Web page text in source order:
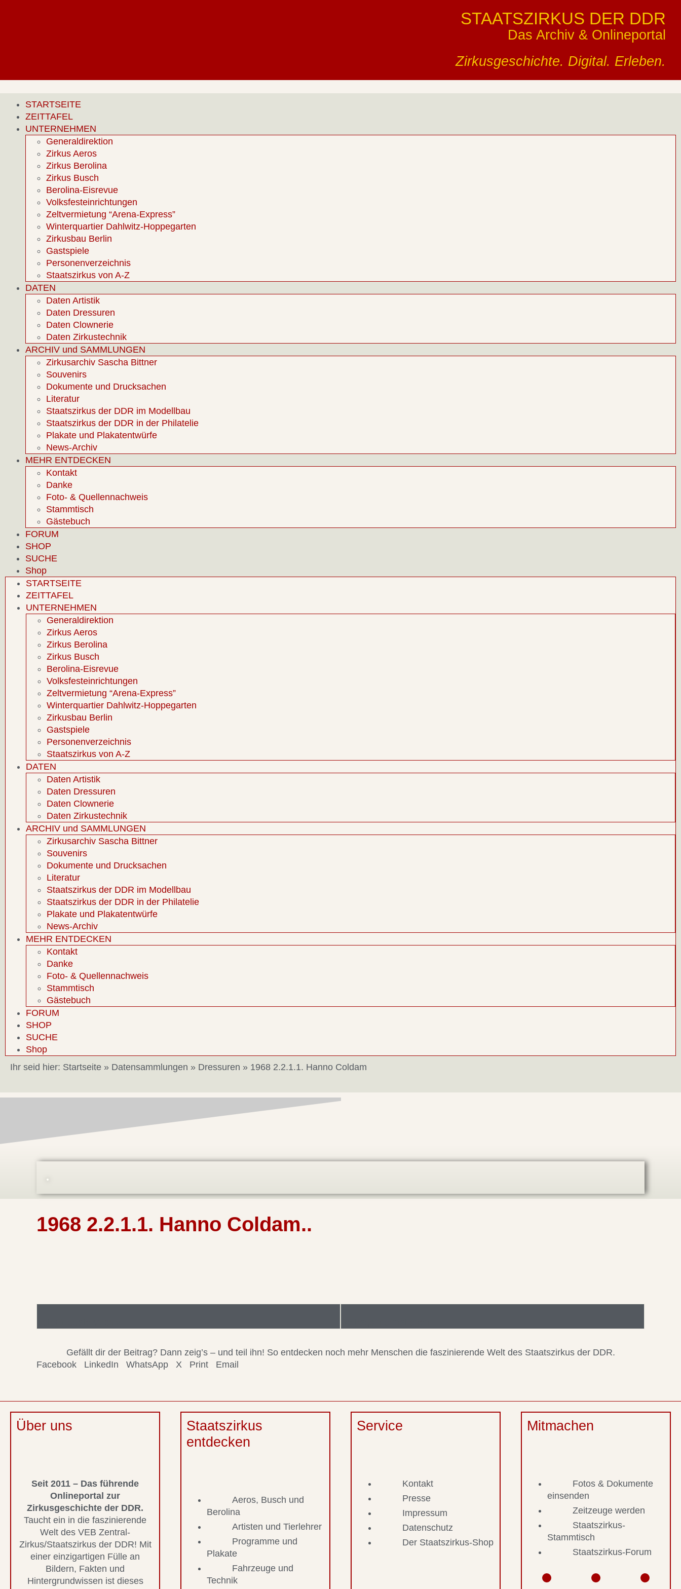
STAATSZIRKUS DER DDR
Das Archiv & Onlineportal
Zirkusgeschichte. Digital. Erleben.
STARTSEITE
ZEITTAFEL
UNTERNEHMEN
Generaldirektion
Zirkus Aeros
Zirkus Berolina
Zirkus Busch
Berolina-Eisrevue
Volksfesteinrichtungen
Zeltvermietung “Arena-Express”
Winterquartier Dahlwitz-Hoppegarten
Zirkusbau Berlin
Gastspiele
Personenverzeichnis
Staatszirkus von A-Z
DATEN
Daten Artistik
Daten Dressuren
Daten Clownerie
Daten Zirkustechnik
ARCHIV und SAMMLUNGEN
Zirkusarchiv Sascha Bittner
Souvenirs
Dokumente und Drucksachen
Literatur
Staatszirkus der DDR im Modellbau
Staatszirkus der DDR in der Philatelie
Plakate und Plakatentwürfe
News-Archiv
MEHR ENTDECKEN
Kontakt
Danke
Foto- & Quellennachweis
Stammtisch
Gästebuch
FORUM
SHOP
SUCHE
Shop
STARTSEITE
ZEITTAFEL
UNTERNEHMEN
Generaldirektion
Zirkus Aeros
Zirkus Berolina
Zirkus Busch
Berolina-Eisrevue
Volksfesteinrichtungen
Zeltvermietung “Arena-Express”
Winterquartier Dahlwitz-Hoppegarten
Zirkusbau Berlin
Gastspiele
Personenverzeichnis
Staatszirkus von A-Z
DATEN
Daten Artistik
Daten Dressuren
Daten Clownerie
Daten Zirkustechnik
ARCHIV und SAMMLUNGEN
Zirkusarchiv Sascha Bittner
Souvenirs
Dokumente und Drucksachen
Literatur
Staatszirkus der DDR im Modellbau
Staatszirkus der DDR in der Philatelie
Plakate und Plakatentwürfe
News-Archiv
MEHR ENTDECKEN
Kontakt
Danke
Foto- & Quellennachweis
Stammtisch
Gästebuch
FORUM
SHOP
SUCHE
Shop
Ihr seid hier: Startseite » Datensammlungen » Dressuren » 1968 2.2.1.1. Hanno Coldam
1968 2.2.1.1. Hanno Coldam..
Gefällt dir der Beitrag? Dann zeig’s – und teil ihn! So entdecken noch mehr Menschen die faszinierende Welt des Staatszirkus der DDR.
Facebook
LinkedIn WhatsApp X Print Email
Über uns
Seit 2011 – Das führende
Onlineportal zur
Zirkusgeschichte der DDR.
Taucht ein in die faszinierende
Welt des VEB Zentral-
Zirkus/Staatszirkus der DDR! Mit
einer einzigartigen Fülle an
Bildern, Fakten und
Hintergrundwissen ist dieses
Staatszirkus
entdecken
Aeros, Busch und
Berolina
Artisten und Tierlehrer
Programme und
Plakate
Fahrzeuge und
Technik
Service
Kontakt
Presse
Impressum
Datenschutz
Der Staatszirkus-Shop
Mitmachen
Fotos & Dokumente
einsenden
Zeitzeuge werden
Staatszirkus-
Stammtisch
Staatszirkus-Forum